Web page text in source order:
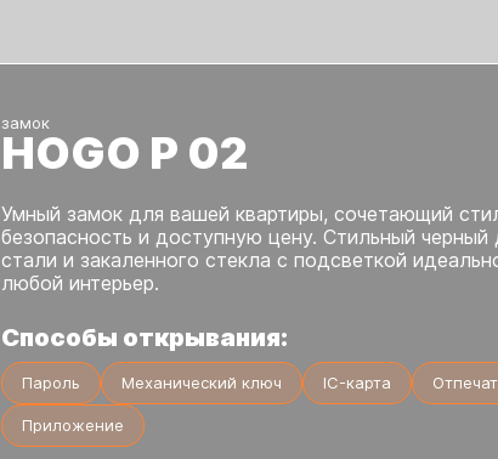
замок
HOGO P 02
Умный замок для вашей квартиры, сочетающий
безопасность и доступную цену. Стильный черный
стали и закаленного стекла с подсветкой
любой интерьер.
Способы открывания:
Пароль Механический ключ IC-карта
Приложение